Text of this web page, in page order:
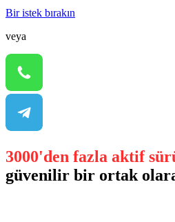
Bir istek bırakın
veya
3000'den fazla aktif
güvenilir bir ortak